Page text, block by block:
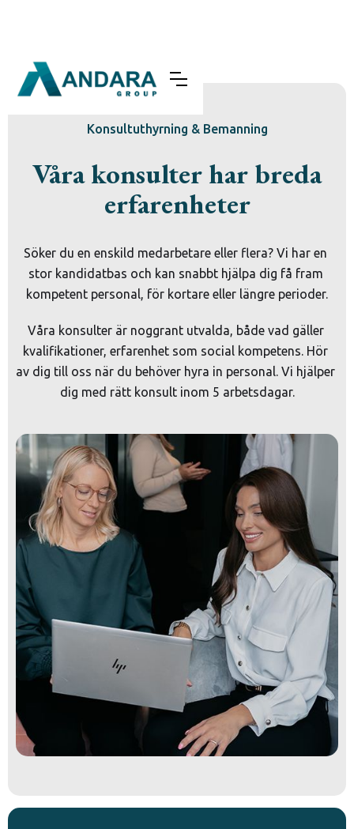
Konsultuthyrning & Bemanning
Våra konsulter har breda
erfarenheter
Söker du en enskild medarbetare eller flera? Vi har en
stor kandidatbas och kan snabbt hjälpa dig få fram
kompetent personal, för kortare eller längre perioder.
Våra konsulter är noggrant utvalda, både vad gäller
kvalifikationer, erfarenhet som social kompetens. Hör
av dig till oss när du behöver hyra in personal. Vi hjälper
dig med rätt konsult inom 5 arbetsdagar.